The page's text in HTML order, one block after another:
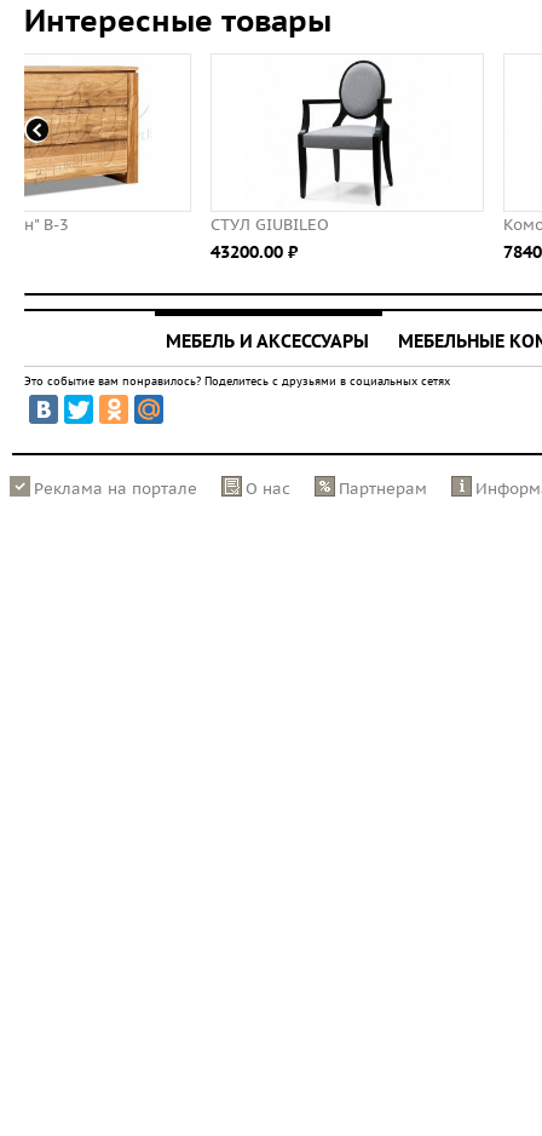
Интересные товары
СТУЛ GIUBILEO Комод Vintage
МЕБЕЛЬ И АКСЕССУАРЫ МЕБЕЛЬНЫЕ
Это событие вам понравилось? Поделитесь с друзьями в социальных сетях
Реклама на портале О нас Партнерам